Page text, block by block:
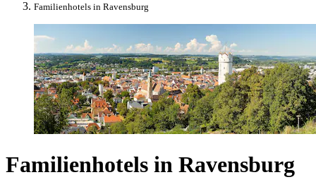
Familienhotels in Ravensburg
Familienhotels in Ravensburg